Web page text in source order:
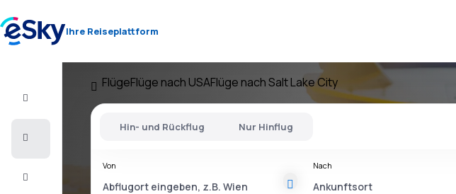
Ihre Reiseplattform
FlügeFlüge nach USAFlüge nach Salt Lake City
Hin- und Rückflug Nur Hinflug
Von Nach